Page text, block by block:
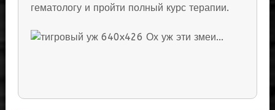
гематологу и пройти полный курс терапии.